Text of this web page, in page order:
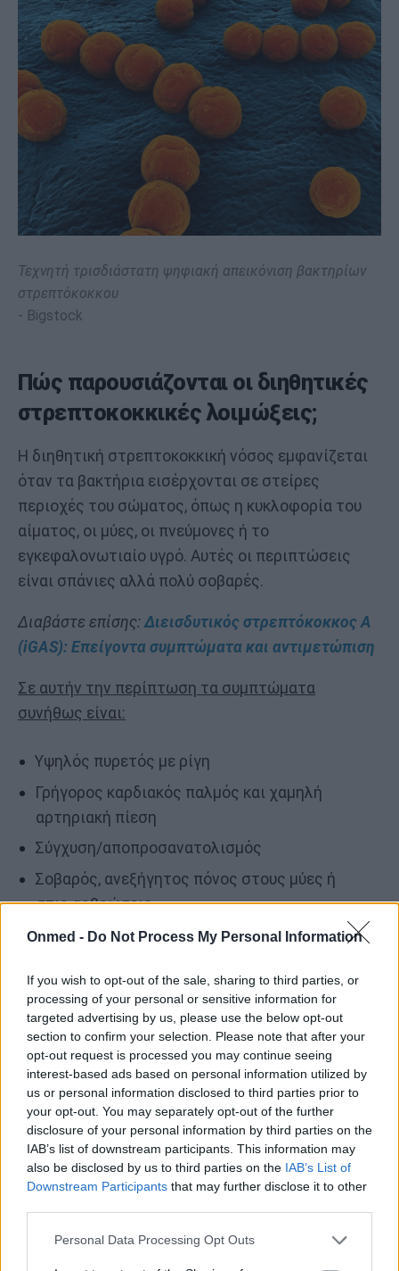
Onmed - Do Not Process My Personal Information
If you wish to opt-out of the sale, sharing to third parties, or
processing of your personal or sensitive information for
targeted advertising by us, please use the below opt-out
section to confirm your selection. Please note that after your
opt-out request is processed you may continue seeing
interest-based ads based on personal information utilized by
us or personal information disclosed to third parties prior to
your opt-out. You may separately opt-out of the further
disclosure of your personal information by third parties on the
IAB’s list of downstream participants. This information may
also be disclosed by us to third parties on the IAB’s List of
Downstream Participants that may further disclose it to other
Personal Data Processing Opt Outs
Τεχνητή τρισδιάστατη ψηφιακή απεικόνιση βακτηρίων
στρεπτόκοκκου
Bigstock
Πώς παρουσιάζονται οι διηθητικές
στρεπτοκοκκικές λοιμώξεις;
Η διηθητική στρεπτοκοκκική νόσος εμφανίζεται
όταν τα βακτήρια εισέρχονται σε στείρες
περιοχές του σώματος, όπως η κυκλοφορία του
αίματος, οι μύες, οι πνεύμονες ή το
εγκεφαλονωτιαίο υγρό. Αυτές οι περιπτώσεις
είναι σπάνιες αλλά πολύ σοβαρές.
Διαβάστε επίσης: Διεισδυτικός στρεπτόκοκκος Α
(iGAS): Επείγοντα συμπτώματα και αντιμετώπιση
Σε αυτήν την περίπτωση τα συμπτώματα
συνήθως είναι:
Υψηλός πυρετός με ρίγη
Γρήγορος καρδιακός παλμός και χαμηλή
αρτηριακή πίεση
Σύγχυση/αποπροσανατολισμός
Σοβαρός, ανεξήγητος πόνος στους μύες ή
στις αρθρώσεις
Ερυθρότητα ή οίδημα γύρω από πληγές ή
Δυσκολία στην αναπνοή ή αλλοιωμένη
ψυχική κατάσταση
Αυτά τα συμπτώματα απαιτούν επείγουσα
φροντίδα, καθώς μπορεί να υποδηλώνουν σήψη,
σύνδρομο στρεπτοκοκκικού τοξικού σοκ ή
νεκρωτική απονευρωσίτιδα.
Διαβάστε επίσης:Σύνδρομο στρεπτοκοκκικού
τοξικού σοκ: Όλα όσα πρέπει να γνωρίζετε